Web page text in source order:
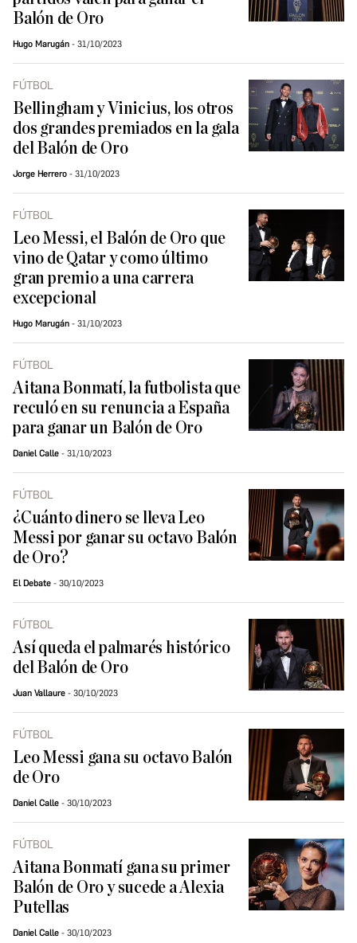
Balón de Oro
Hugo Marugán 31/10/2023
FÚTBOL
Bellingham y Vinicius, los otros
dos grandes premiados en la gala
del Balón de Oro
Jorge Herrero 31/10/2023
FÚTBOL
Leo Messi, el Balón de Oro que
vino de Qatar y como último
gran premio a una carrera
excepcional
Hugo Marugán 31/10/2023
FÚTBOL
Aitana Bonmatí, la futbolista que
reculó en su renuncia a España
para ganar un Balón de Oro
Daniel Calle 31/10/2023
FÚTBOL
¿Cuánto dinero se lleva Leo
Messi por ganar su octavo Balón
de Oro?
El Debate 30/10/2023
FÚTBOL
Así queda el palmarés histórico
del Balón de Oro
Juan Vallaure 30/10/2023
FÚTBOL
Leo Messi gana su octavo Balón
de Oro
Daniel Calle 30/10/2023
FÚTBOL
Aitana Bonmatí gana su primer
Balón de Oro y sucede a Alexia
Putellas
Daniel Calle 30/10/2023